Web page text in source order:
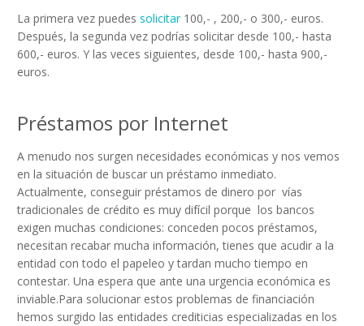
La primera vez puedes solicitar100,- , 200,- o 300,- euros.
Después, la segunda vez podrías solicitar desde 100,- hasta
600,- euros. Y las veces siguientes, desde 100,- hasta 900,-
euros.
Préstamos por Internet
A menudo nos surgen necesidades económicas y nos vemos
en la situación de buscar un préstamo inmediato.
Actualmente, conseguir préstamos de dinero por vías
tradicionales de crédito es muy difícil porque los bancos
exigen muchas condiciones: conceden pocos préstamos,
necesitan recabar mucha información, tienes que acudir a la
entidad con todo el papeleo y tardan mucho tiempo en
contestar. Una espera que ante una urgencia económica es
inviable.Para solucionar estos problemas de financiación
hemos surgido las entidades crediticias especializadas en los